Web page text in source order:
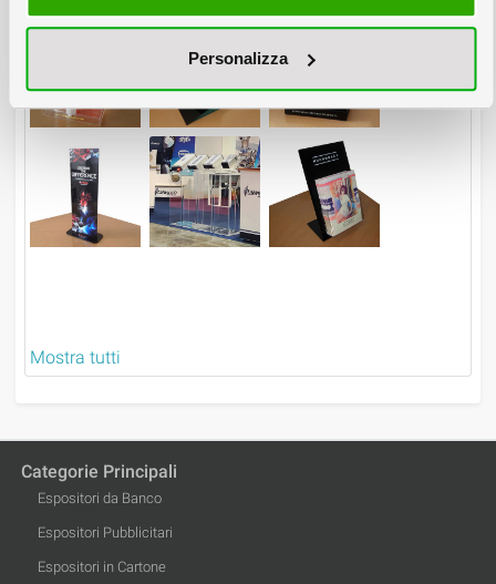
Personalizza
Mostra tutti
Categorie Principali
Espositori da Banco
Espositori Pubblicitari
Espositori in Cartone